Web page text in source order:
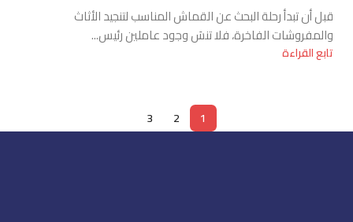
قبل أن تبدأ رحلة البحث عن القماش المناسب لتنجيد الأثاث
والمفروشات الفاخرة، فلا تنسَ وجود عاملين رئيس...
تابع القراءة
1
2
3